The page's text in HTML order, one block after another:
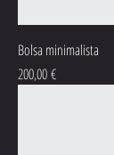
Bolsa minimalista
Precio
200,00 €